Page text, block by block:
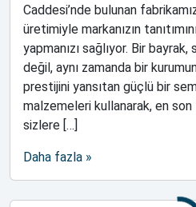
Caddesi’nde bulunan
üretimiyle markanızın
yapmanızı sağlıyor. Bir
değil, aynı zamanda bir
prestijini yansıtan güçlü bir
malzemeleri kullanarak, en
sizlere […]
Daha fazla »